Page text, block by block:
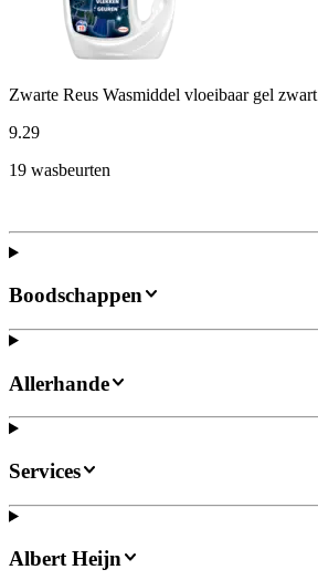
Zwarte Reus Wasmiddel vloeibaar gel zwart
9.29
19 wasbeurten
Boodschappen
Allerhande
Services
Albert Heijn